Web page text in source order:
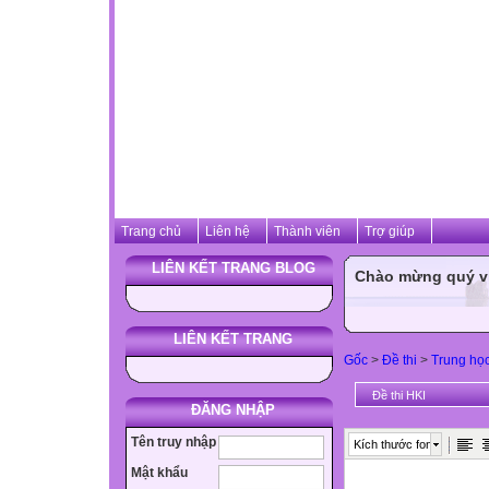
Trang chủ Liên hệ Thành viên Trợ giúp
LIÊN KẾT TRANG BLOG
LIÊN KẾT TRANG
ĐĂNG NHẬP
Tên truy nhập
Mật khẩu
Chào mừng quý
Gốc > Đề thi > Trung
Đề thi HKI
Kích thước font